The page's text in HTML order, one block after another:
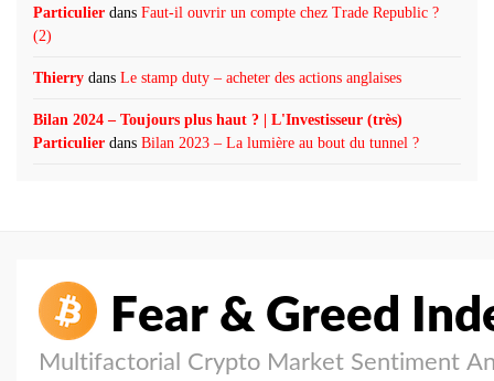
Particulier dans Faut-il ouvrir un compte chez Trade Republic ?
(2)
Thierry dans Le stamp duty – acheter des actions anglaises
Bilan 2024 – Toujours plus haut ? | L'Investisseur (très)
Particulier dans Bilan 2023 – La lumière au bout du tunnel ?